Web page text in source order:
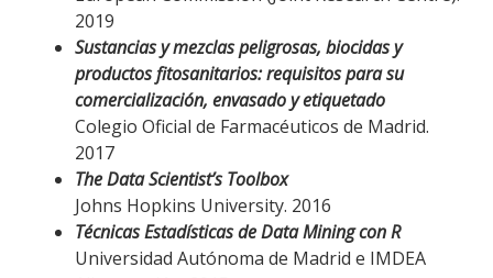
2019
Sustancias y mezclas peligrosas, biocidas y
productos fitosanitarios: requisitos para su
comercialización, envasado y etiquetado
Colegio Oficial de Farmacéuticos de Madrid.
2017
The Data Scientist’s Toolbox
Johns Hopkins University. 2016
Técnicas Estadísticas de Data Mining con R
Universidad Autónoma de Madrid e IMDEA